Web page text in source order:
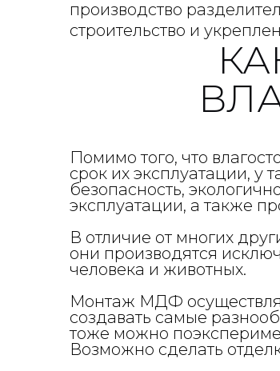
производство
строительство и
Помимо того, что
срок их эксплуатации,
безопасность,
эксплуатации, а также
В отличие от многих
они производятся
человека и животных.
Монтаж МДФ
создавать самые
тоже можно
Возможно сделать